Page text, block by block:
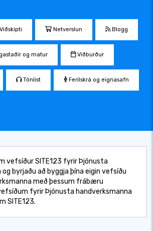
Netverslun Blogg
og matur Viðburður
Tónlist Ferilskrá og eignasafn
vefsíður SITE123 fyrir Þjónusta
byrjaðu að byggja þína eigin vefsíðu
með þessum frábæru
fyrir Þjónusta handverksmanna
SITE123.